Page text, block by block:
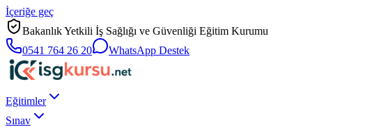
İçeriğe geç
Bakanlık Yetkili İş Sağlığı ve Güvenliği Eğitim Kurumu
0541 764 26 20
WhatsApp Destek
Eğitimler
Sınav